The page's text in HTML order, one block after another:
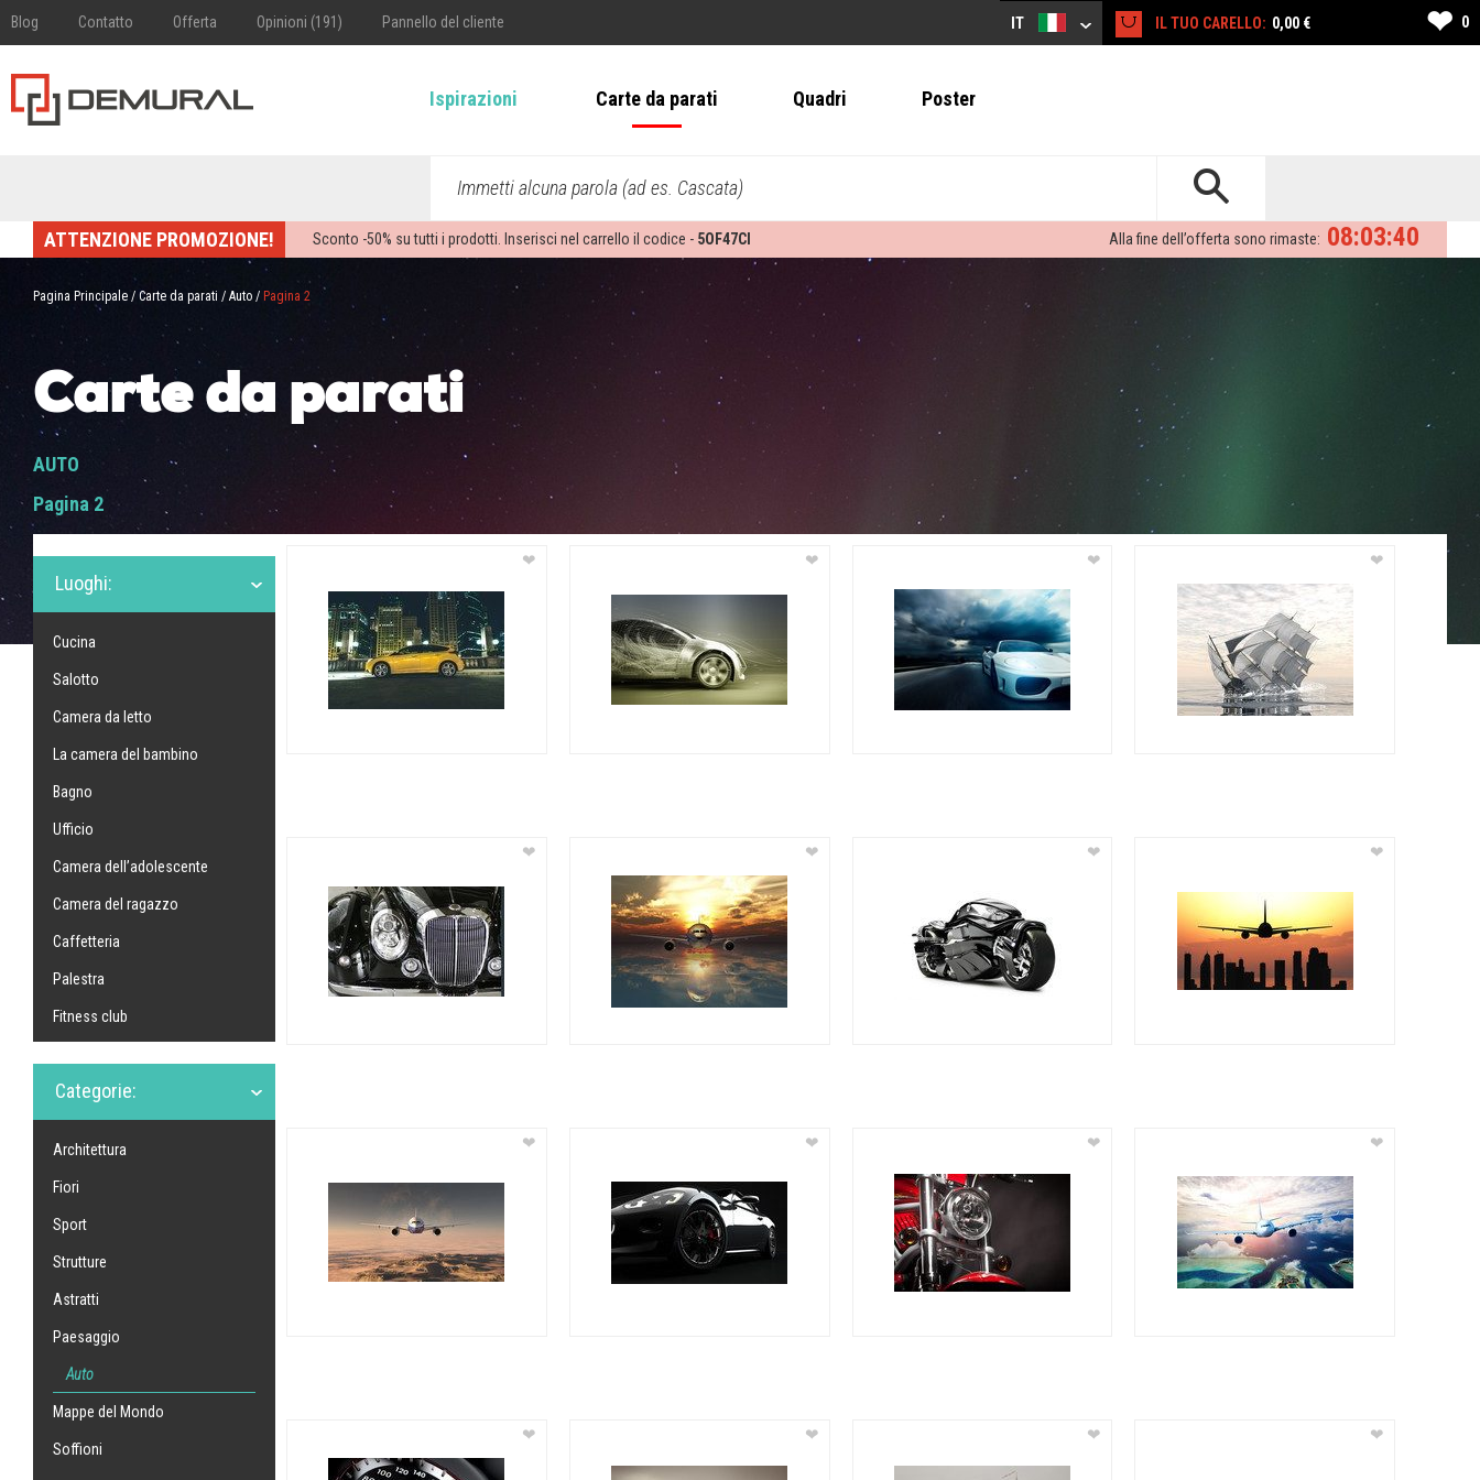
Blog Contatto Offerta Opinioni (191) Pannello del cliente IT IL TUO CARELLO: 0,00 € ❤ 0
Ispirazioni Carte da parati Quadri Poster
Immetti alcuna parola (ad es. Cascata)
ATTENZIONE PROMOZIONE! Sconto -50% su tutti i prodotti. Inserisci nel carrello il codice - 5OF47CI 08:03:39
Alla fine dell’offerta sono rimaste:
Pagina Principale / Carte da parati / Auto / Pagina 2
Carte da parati
AUTO
Pagina 2
Luoghi:
Cucina
Salotto
Camera da letto
La camera del bambino
Bagno
Ufficio
Camera dell’adolescente
Camera del ragazzo
Caffetteria
Palestra
Fitness club
Categorie:
Architettura
Fiori
Sport
Strutture
Astratti
Paesaggio
Auto
Mappe del Mondo
Soffioni
❤ ❤ ❤ ❤
❤ ❤ ❤ ❤
❤ ❤ ❤ ❤
❤ ❤ ❤ ❤